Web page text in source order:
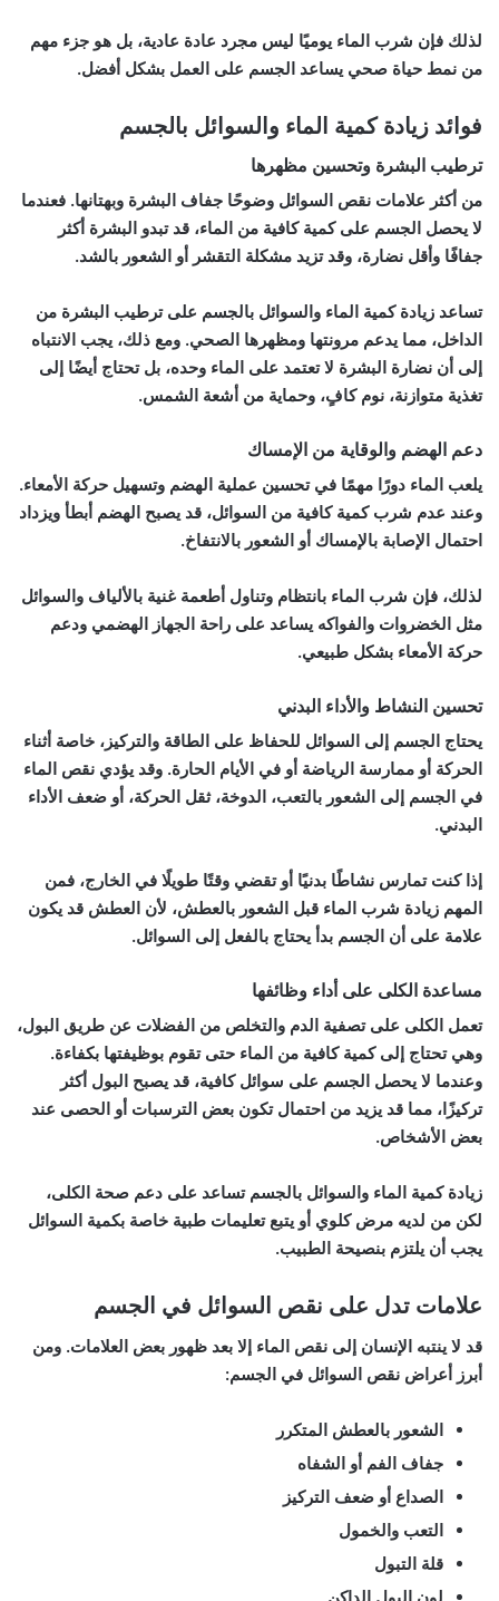
لذلك فإن شرب الماء يوميًا ليس مجرد عادة عادية، بل هو جزء مهم
من نمط حياة صحي يساعد الجسم على العمل بشكل أفضل.
فوائد زيادة كمية الماء والسوائل بالجسم
ترطيب البشرة وتحسين مظهرها
من أكثر علامات نقص السوائل وضوحًا جفاف البشرة وبهتانها. فعندما
لا يحصل الجسم على كمية كافية من الماء، قد تبدو البشرة أكثر
جفافًا وأقل نضارة، وقد تزيد مشكلة التقشر أو الشعور بالشد.
تساعد زيادة كمية الماء والسوائل بالجسم على ترطيب البشرة من
الداخل، مما يدعم مرونتها ومظهرها الصحي. ومع ذلك، يجب الانتباه
إلى أن نضارة البشرة لا تعتمد على الماء وحده، بل تحتاج أيضًا إلى
تغذية متوازنة، نوم كافٍ، وحماية من أشعة الشمس.
دعم الهضم والوقاية من الإمساك
يلعب الماء دورًا مهمًا في تحسين عملية الهضم وتسهيل حركة الأمعاء.
وعند عدم شرب كمية كافية من السوائل، قد يصبح الهضم أبطأ ويزداد
احتمال الإصابة بالإمساك أو الشعور بالانتفاخ.
لذلك، فإن شرب الماء بانتظام وتناول أطعمة غنية بالألياف والسوائل
مثل الخضروات والفواكه يساعد على راحة الجهاز الهضمي ودعم
حركة الأمعاء بشكل طبيعي.
تحسين النشاط والأداء البدني
يحتاج الجسم إلى السوائل للحفاظ على الطاقة والتركيز، خاصة أثناء
الحركة أو ممارسة الرياضة أو في الأيام الحارة. وقد يؤدي نقص الماء
في الجسم إلى الشعور بالتعب، الدوخة، ثقل الحركة، أو ضعف الأداء
البدني.
إذا كنت تمارس نشاطًا بدنيًا أو تقضي وقتًا طويلًا في الخارج، فمن
المهم زيادة شرب الماء قبل الشعور بالعطش، لأن العطش قد يكون
علامة على أن الجسم بدأ يحتاج بالفعل إلى السوائل.
مساعدة الكلى على أداء وظائفها
تعمل الكلى على تصفية الدم والتخلص من الفضلات عن طريق البول،
وهي تحتاج إلى كمية كافية من الماء حتى تقوم بوظيفتها بكفاءة.
وعندما لا يحصل الجسم على سوائل كافية، قد يصبح البول أكثر
تركيزًا، مما قد يزيد من احتمال تكون بعض الترسبات أو الحصى عند
بعض الأشخاص.
زيادة كمية الماء والسوائل بالجسم تساعد على دعم صحة الكلى،
لكن من لديه مرض كلوي أو يتبع تعليمات طبية خاصة بكمية السوائل
يجب أن يلتزم بنصيحة الطبيب.
علامات تدل على نقص السوائل في الجسم
قد لا ينتبه الإنسان إلى نقص الماء إلا بعد ظهور بعض العلامات. ومن
أبرز أعراض نقص السوائل في الجسم:
الشعور بالعطش المتكرر
جفاف الفم أو الشفاه
الصداع أو ضعف التركيز
التعب والخمول
قلة التبول